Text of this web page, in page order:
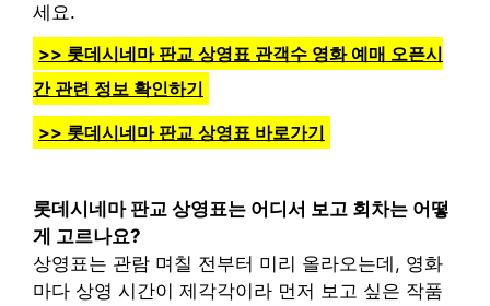
세요.
>> 롯데시네마 판교 상영표 관객수 영화 예매 오픈시
간 관련 정보 확인하기
>> 롯데시네마 판교 상영표 바로가기
롯데시네마 판교 상영표는 어디서 보고 회차는 어떻
게 고르나요?
상영표는 관람 며칠 전부터 미리 올라오는데, 영화
마다 상영 시간이 제각각이라 먼저 보고 싶은 작품